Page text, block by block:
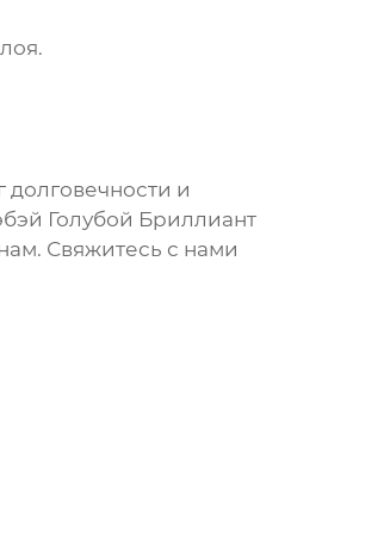
долговечности и
Голубой Бриллиант
Свяжитесь с нами